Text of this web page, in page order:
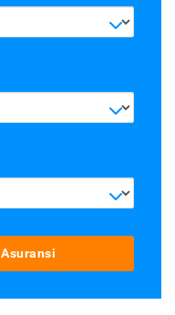
Tampilkan Produk Asuransi